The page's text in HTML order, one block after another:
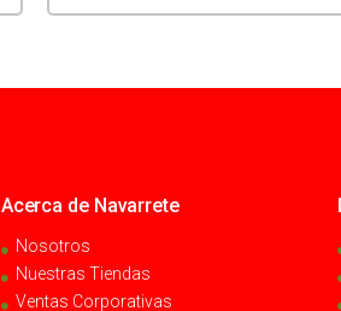
Acerca de Navarrete
Nosotros
Nuestras Tiendas
Ventas Corporativas